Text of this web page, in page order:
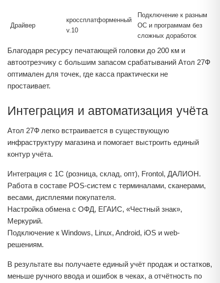
Драйвер
кроссплатформенный
v.10
Подключение к разным
ОС и программам без
сложных доработок
Благодаря ресурсу печатающей головки до 200 км и
автоотрезчику с большим запасом срабатываний Атол 27Ф
оптимален для точек, где касса практически не
простаивает.
Интеграция и автоматизация учёта
Атол 27Ф легко встраивается в существующую
инфраструктуру магазина и помогает выстроить единый
контур учёта.
Интеграция с 1С (розница, склад, опт), Frontol, ДАЛИОН.
Работа в составе POS-систем с терминалами, сканерами,
весами, дисплеями покупателя.
Настройка обмена с ОФД, ЕГАИС, «Честный знак»,
Меркурий.
Подключение к Windows, Linux, Android, iOS и web-
решениям.
В результате вы получаете единый учёт продаж и остатков,
меньше ручного ввода и ошибок в чеках, а отчётность по